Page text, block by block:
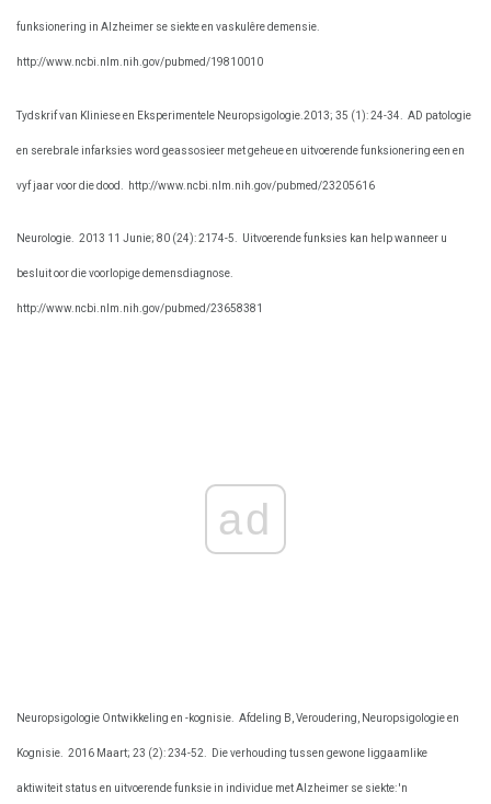
funksionering in Alzheimer se siekte en vaskulêre demensie.
http://www.ncbi.nlm.nih.gov/pubmed/19810010
Tydskrif van Kliniese en Eksperimentele Neuropsigologie.2013; 35 (1): 24-34. AD patologie
en serebrale infarksies word geassosieer met geheue en uitvoerende funksionering een en
vyf jaar voor die dood. http://www.ncbi.nlm.nih.gov/pubmed/23205616
Neurologie. 2013 11 Junie; 80 (24): 2174-5. Uitvoerende funksies kan help wanneer u
besluit oor die voorlopige demensdiagnose.
http://www.ncbi.nlm.nih.gov/pubmed/23658381
ad
Neuropsigologie Ontwikkeling en -kognisie. Afdeling B, Veroudering, Neuropsigologie en
Kognisie. 2016 Maart; 23 (2): 234-52. Die verhouding tussen gewone liggaamlike
aktiwiteit status en uitvoerende funksie in individue met Alzheimer se siekte: 'n